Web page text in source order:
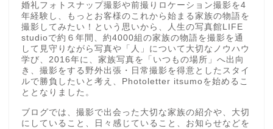
婚礼フォトスナップ撮影や前撮りロケーション撮影を4
年経験し、もっとお客様のこれから始まる家族の物語を
撮影してみたい！という思いから、人生の写真館LIFE
studioで約６年間、約4000組の家族の物語を撮影を通
して見守りながら写真や「人」について大切なノウハウ
学び、2016年に、家族写真を「いつもの場所」へ出向
き、撮影をする野外出張・日常撮影を得意としたスタイ
ルで勝負したいと考え、Photoletter itsumoを始めるこ
ととなりました。
ブログでは、撮影で出会った大切な家族の紹介や、大切
にしていること、日々感じていること、お知らせなどを